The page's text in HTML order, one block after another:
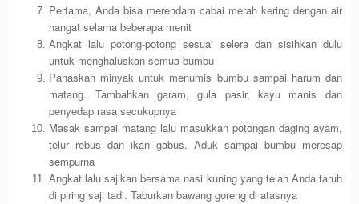
Pertama, Anda bisa merendam cabai merah kering dengan air
hangat selama beberapa menit
Angkat lalu potong-potong sesuai selera dan sisihkan dulu
untuk menghaluskan semua bumbu
Panaskan minyak untuk menumis bumbu sampai harum dan
matang. Tambahkan garam, gula pasir, kayu manis dan
penyedap rasa secukupnya
Masak sampai matang lalu masukkan potongan daging ayam,
telur rebus dan ikan gabus. Aduk sampai bumbu meresap
sempurna
Angkat lalu sajikan bersama nasi kuning yang telah Anda taruh
di piring saji tadi. Taburkan bawang goreng di atasnya